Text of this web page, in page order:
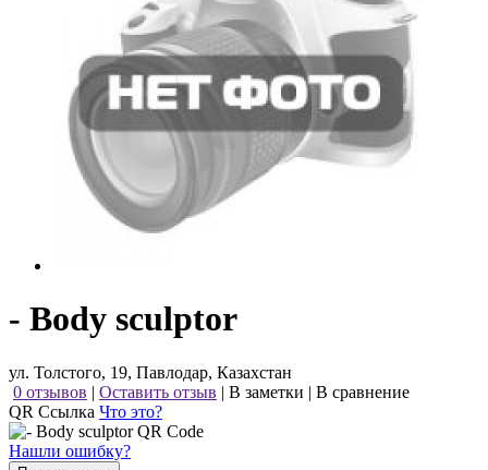
- Body sculptor
ул. Толстого, 19, Павлодар, Казахстан
0 отзывов | Оставить отзыв | В заметки | В сравнение
QR Ссылка Что это?
Нашли ошибку?